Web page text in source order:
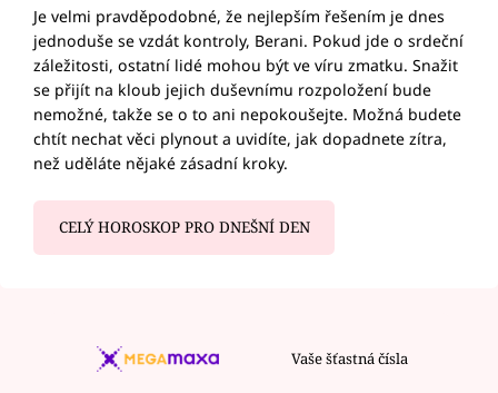
Je velmi pravděpodobné, že nejlepším řešením je dnes
jednoduše se vzdát kontroly, Berani. Pokud jde o srdeční
záležitosti, ostatní lidé mohou být ve víru zmatku. Snažit
se přijít na kloub jejich duševnímu rozpoložení bude
nemožné, takže se o to ani nepokoušejte. Možná budete
chtít nechat věci plynout a uvidíte, jak dopadnete zítra,
než uděláte nějaké zásadní kroky.
CELÝ HOROSKOP PRO DNEŠNÍ DEN
Vaše šťastná čísla